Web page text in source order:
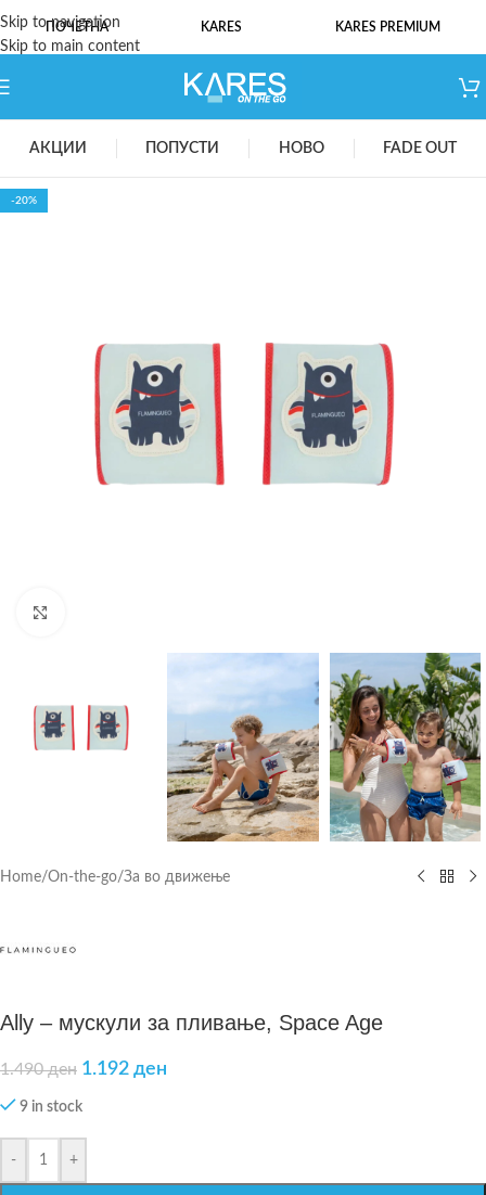
Skip to navigation
Skip to main content
ПОЧЕТНА KARES KARES PREMIUM
АКЦИИ ПОПУСТИ НОВО FADE OUT
-20%
Home/On-the-go/За во движење
Ally – мускули за пливање, Space Age
1.490ден 1.192 ден
9 in stock
- +